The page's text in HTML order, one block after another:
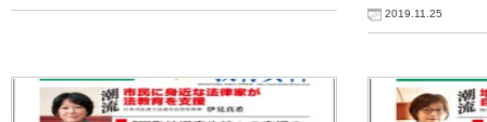
2019.11.25